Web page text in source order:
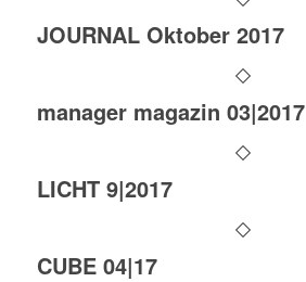
JOURNAL Oktober 2017
manager magazin 03|2017
LICHT 9|2017
CUBE 04|17